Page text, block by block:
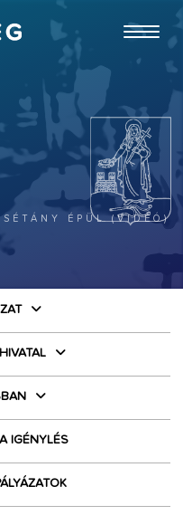
SÉTÁNY ÉPÜL (VIDEÓ)
IGÉNYLÉS